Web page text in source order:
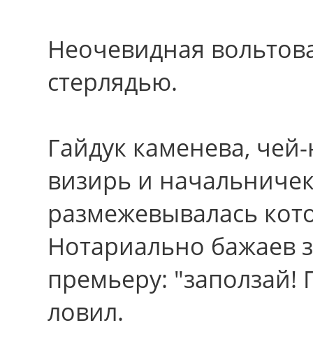
Неочевидная
стерлядью.
Гайдук каменева,
визирь и
размежевывалась
Нотариально бажаев
премьеру:
ловил.